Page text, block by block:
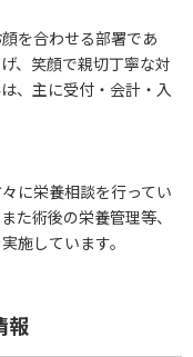
を合わせる部署であ
、笑顔で親切丁寧な対
、主に受付・会計・入
に栄養相談を行ってい
た術後の栄養管理等、
施しています。
報